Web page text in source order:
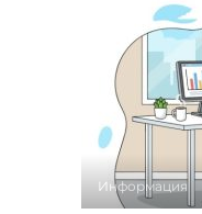
Информация